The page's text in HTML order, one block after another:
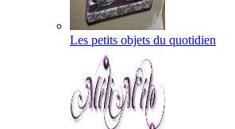
Les petits objets du quotidien